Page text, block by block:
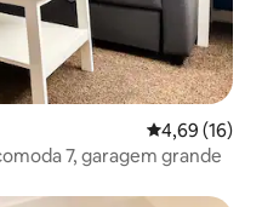
4,69 de uma
4,69 (16)
7, garagem grande